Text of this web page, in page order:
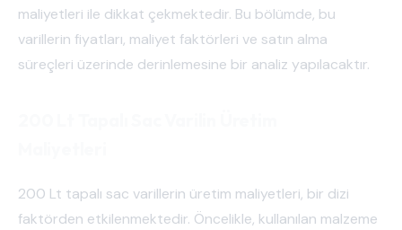
maliyetleri ile dikkat çekmektedir. Bu bölümde, bu
varillerin fiyatları, maliyet faktörleri ve satın alma
süreçleri üzerinde derinlemesine bir analiz yapılacaktır.
200 Lt tapalı sac varillerin üretim maliyetleri, bir dizi
faktörden etkilenmektedir. Öncelikle, kullanılan malzeme